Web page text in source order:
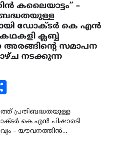
കലൈയാട്ടം” –
ഡോക്ടർ കെ എൻ
ക്ലബ്ബ്
അരങ്ങിന്‍റെ സമാപന
നടക്കുന്ന
പ്രതിബദ്ധതയുള്ള
കെ എൻ പിഷാരടി
– യൗവനത്തിൻ…